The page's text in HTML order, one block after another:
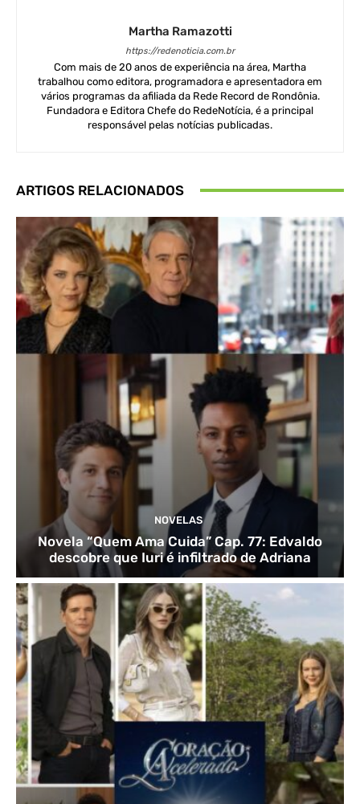
Martha Ramazotti
https://redenoticia.com.br
Com mais de 20 anos de experiência na área, Martha
trabalhou como editora, programadora e apresentadora em
vários programas da afiliada da Rede Record de Rondônia.
Fundadora e Editora Chefe do RedeNotícia, é a principal
responsável pelas notícias publicadas.
ARTIGOS RELACIONADOS
NOVELAS
Novela “Quem Ama Cuida” Cap. 77: Edvaldo
descobre que Iuri é infiltrado de Adriana